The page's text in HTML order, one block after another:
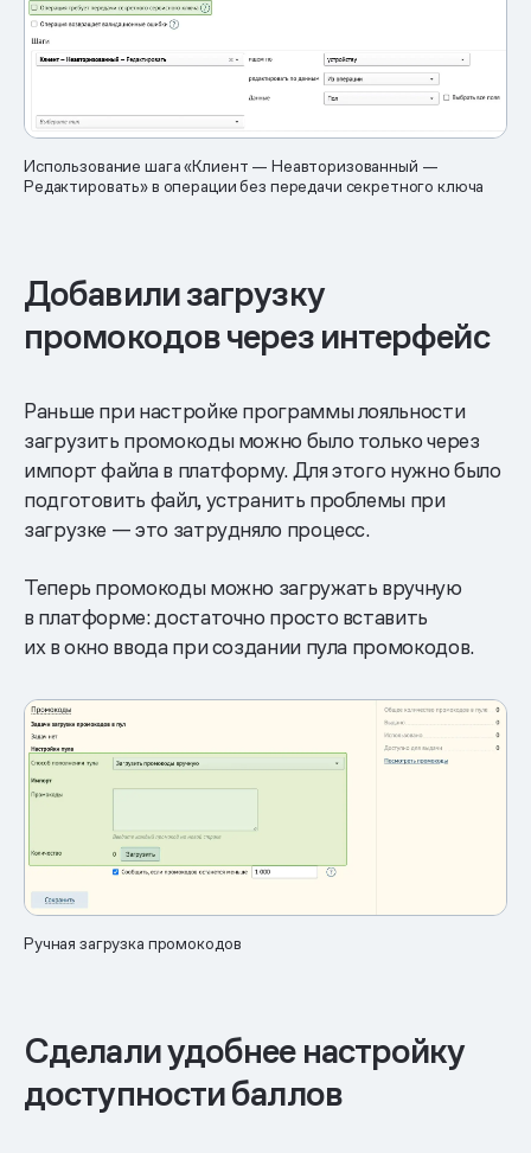
Использование шага «Клиент — Неавторизованный —
Редактировать» в операции без передачи секретного ключа
Добавили загрузку
промокодов через интерфейс
Раньше при настройке программы лояльности
загрузить промокоды можно было только через
импорт файла в платформу. Для этого нужно было
подготовить файл, устранить проблемы при
загрузке — это затрудняло процесс.
Теперь промокоды можно загружать вручную
в платформе: достаточно просто вставить
их в окно ввода при создании пула промокодов.
Ручная загрузка промокодов
Сделали удобнее настройку
доступности баллов